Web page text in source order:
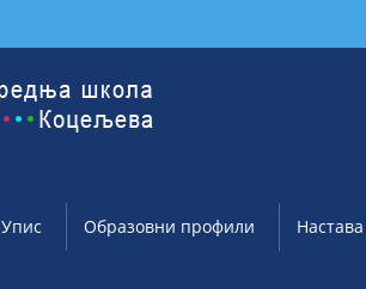
Упис Образовни профили Настава